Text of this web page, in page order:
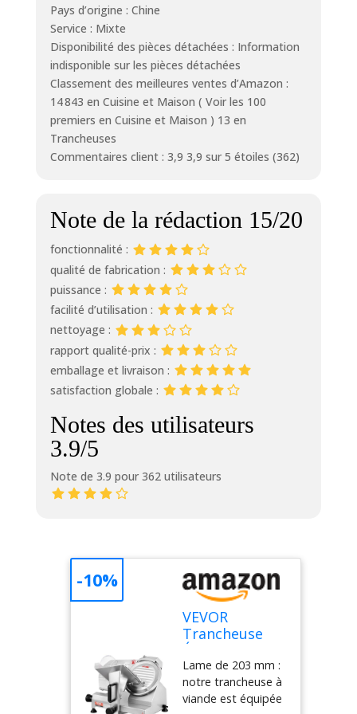
Pays d’origine : Chine
Service : Mixte
Disponibilité des pièces détachées : Information
indisponible sur les pièces détachées
Classement des meilleures ventes d’Amazon :
14 843 en Cuisine et Maison ( Voir les 100
premiers en Cuisine et Maison ) 13 en
Trancheuses
Commentaires client : 3,9 3,9 sur 5 étoiles (362)
Note de la rédaction 15/20
fonctionnalité :
qualité de fabrication :
puissance :
facilité d’utilisation :
nettoyage :
rapport qualité-prix :
emballage et livraison :
satisfaction globale :
Notes des utilisateurs
3.9/5
Note de 3.9 pour 362 utilisateurs
VEVOR
Trancheuse
Commerciale
200 W
Trancheuse à
Lame de 203 mm :
notre trancheuse à
viande est équipée
-10%